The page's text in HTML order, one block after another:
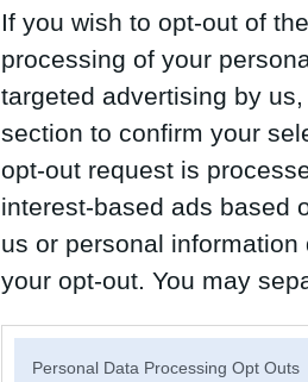
If you wish to opt-out of
processing of your
targeted advertising by
section to confirm your
opt-out request is
interest-based ads based
us or personal
your opt-out. You may
Personal Data Processing Opt Outs